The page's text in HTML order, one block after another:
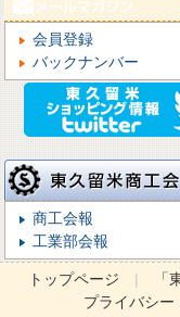
会員登録
バックナンバー
商工会報
工業部会報
トップページ |
プライバシー